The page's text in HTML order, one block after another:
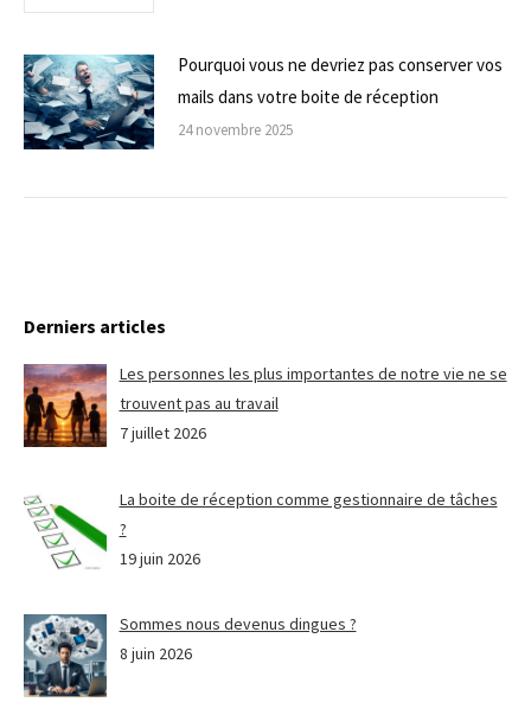
Pourquoi vous ne devriez pas conserver vos
mails dans votre boite de réception
24 novembre 2025
Derniers articles
Les personnes les plus importantes de notre vie ne se
trouvent pas au travail
7 juillet 2026
La boite de réception comme gestionnaire de tâches
?
19 juin 2026
Sommes nous devenus dingues ?
8 juin 2026